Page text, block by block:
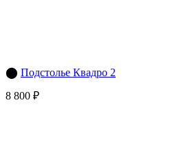
⬤ Подстолье Квадро 2
8 800 ₽